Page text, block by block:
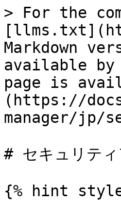
> For the
Markdown
available by
page is
(https://
manager/jp/
# セキュリティ
{% hint